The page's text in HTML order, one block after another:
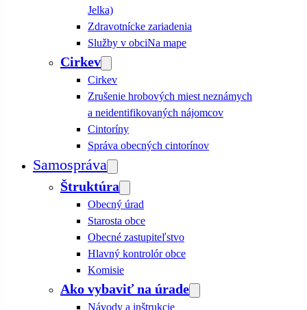
Jelka)
Zdravotnícke zariadenia
Služby v obciNa mape
Cirkev
Cirkev
Zrušenie hrobových miest neznámych
a neidentifikovaných nájomcov
Cintoríny
Správa obecných cintorínov
Samospráva
Štruktúra
Obecný úrad
Starosta obce
Obecné zastupiteľstvo
Hlavný kontrolór obce
Komisie
Ako vybaviť na úrade
Návody a inštrukcie